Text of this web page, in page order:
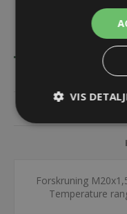
Forskruning
Temperature
VIS